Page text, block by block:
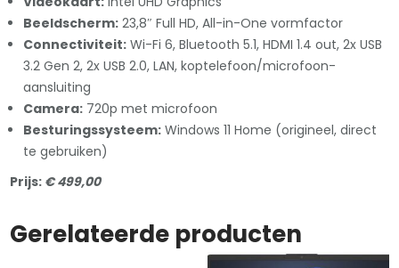
Beeldscherm: 23,8″ Full HD, All-in-One vormfactor
Connectiviteit: Wi-Fi 6, Bluetooth 5.1, HDMI 1.4 out, 2x USB
3.2 Gen 2, 2x USB 2.0, LAN, koptelefoon/microfoon-
aansluiting
Camera: 720p met microfoon
Besturingssysteem: Windows 11 Home (origineel, direct
te gebruiken)
Prijs: € 499,00
Gerelateerde producten